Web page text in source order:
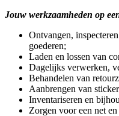
Jouw werkzaamheden op
Ontvangen,
goederen;
Laden en lossen van
Dagelijks verwerken,
Behandelen van
Aanbrengen van
Inventariseren en
Zorgen voor een net